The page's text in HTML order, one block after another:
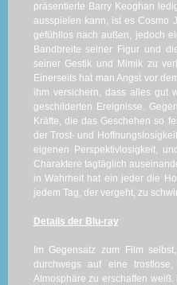
präsentierte Barry Keoghan
ausspielen kann, ist es Cosmo
gefühllos nach außen, jedoch
Bandbreite seiner Figur und
seiner Gestik und Mimik zu
Einerseits hat man Angst vor
ihm versichern, dass alles gut
geschilderten Ereignisse.
Kräfte, die das Geschehen so
der Trost- und
eigenen Perspektivlosigkeit,
Charaktere tagtäglich
in Wahrheit hat ein jeder die
jedem Tag, der vergeht, zu
Details der Blu-ray
Im Gegensatz zum Film
durchwegs auf eine
Atmosphäre zu erschaffen